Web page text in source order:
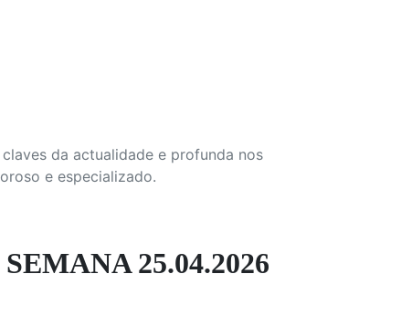
da actualidade e profunda nos
e especializado.
25.04.2026